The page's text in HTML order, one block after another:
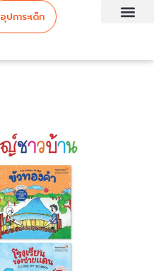
อุปการะเด็ก